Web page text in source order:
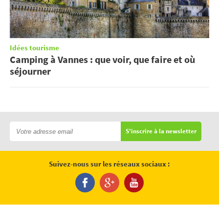
Idées tourisme
Camping à Vannes : que voir, que faire et où
séjourner
S'inscrire à la newsletter
Suivez-nous sur les réseaux sociaux :